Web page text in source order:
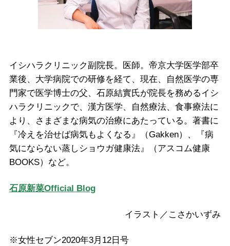
イシハラクリニック副院長。医師。帝京大学医学部卒
業後、大学病院での研修を経て、現在、自然医学の専
門家で医学博士の父、石原結實氏が院長を務めるイシ
ハラクリニックで、漢方医学、自然療法、食事療法に
より、さまざまな病気の治療にあたっている。著書に
『冷えを治せば病気もよくなる』（Gakken）、『病
気にならない蒸しショウガ健康法』（アスコム健康
BOOKS）など。
石原新菜Official Blog
イラスト／こさかいずみ
※女性セブン2020年3月12日号